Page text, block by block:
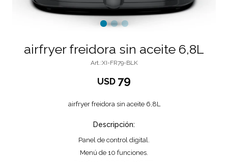
airfryer freidora sin aceite 6,8L
XI-FR79-BLK
USD 79
airfryer freidora sin aceite 6,8L
Descripción:
Panel de control digital.
Menú de 10 funciones.